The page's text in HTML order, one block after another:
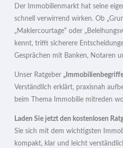
Der Immobilienmarkt hat seine
schnell verwirrend wirken. Ob
„Maklercourtage“ oder
kennt, trifft sicherere
Gesprächen mit Banken, Notaren
Unser Ratgeber
Verständlich erklärt, praxisnah
beim Thema Immobilie mitreden
Laden Sie jetzt den kostenlosen
Sie sich mit dem wichtigsten
kompakt, klar und leicht